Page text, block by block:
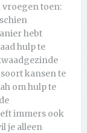
vroegen toen:
hebt
hulp te
kansen te
om hulp te
immers ook
je alleen